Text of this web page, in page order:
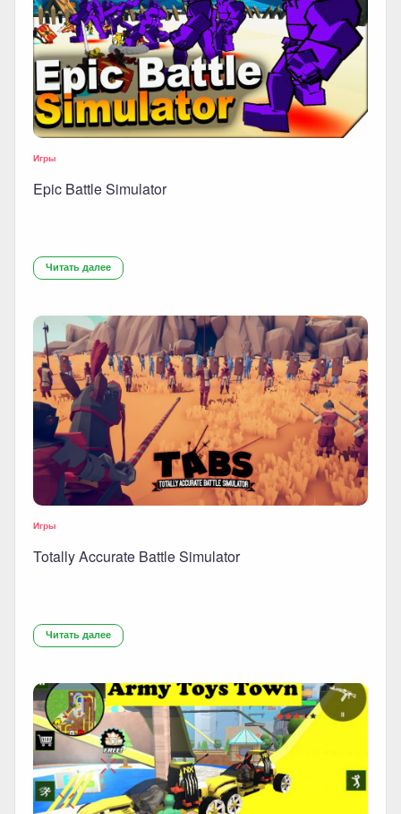
Игры
Epic Battle Simulator
Читать далее
Игры
Totally Accurate Battle Simulator
Читать далее